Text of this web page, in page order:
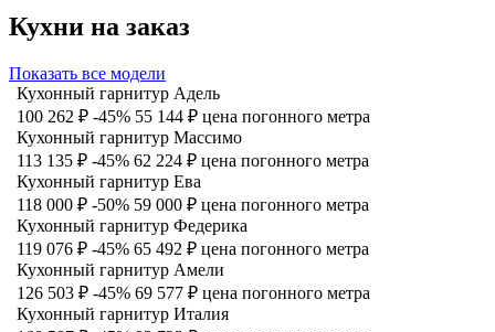
Кухни на заказ
Показать все модели
Кухонный гарнитур Адель
100 262 ₽ -45% 55 144 ₽ цена погонного метра
Кухонный гарнитур Массимо
113 135 ₽ -45% 62 224 ₽ цена погонного метра
Кухонный гарнитур Ева
118 000 ₽ -50% 59 000 ₽ цена погонного метра
Кухонный гарнитур Федерика
119 076 ₽ -45% 65 492 ₽ цена погонного метра
Кухонный гарнитур Амели
126 503 ₽ -45% 69 577 ₽ цена погонного метра
Кухонный гарнитур Италия